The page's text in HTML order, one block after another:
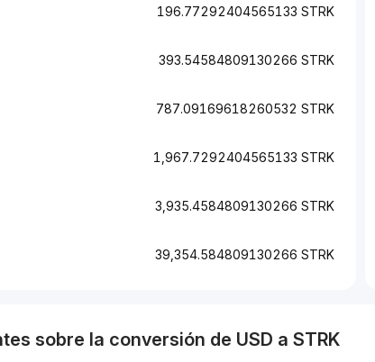
196.77292404565133 STRK
393.54584809130266 STRK
787.09169618260532 STRK
1,967.7292404565133 STRK
3,935.4584809130266 STRK
39,354.584809130266 STRK
sobre la conversión de USD a STRK